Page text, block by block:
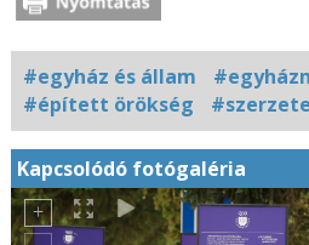
#egyház és állam
#épített örökség
Kapcsolódó fotógaléria